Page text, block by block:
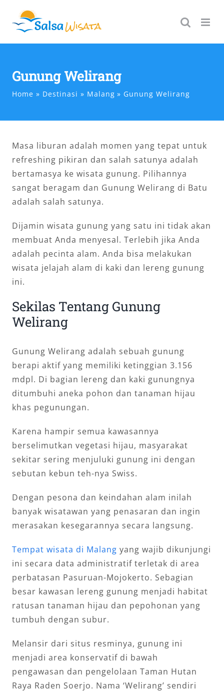
content
Gunung Welirang
Home Destinasi Malang Gunung Welirang
Masa liburan adalah momen yang tepat untuk
refreshing pikiran dan salah satunya adalah
bertamasya ke wisata gunung. Pilihannya
sangat beragam dan Gunung Welirang di Batu
adalah salah satunya.
Dijamin wisata gunung yang satu ini tidak akan
membuat Anda menyesal. Terlebih jika Anda
adalah pecinta alam. Anda bisa melakukan
wisata jelajah alam di kaki dan lereng gunung
ini.
Sekilas Tentang Gunung
Welirang
Gunung Welirang adalah sebuah gunung
berapi aktif yang memiliki ketinggian 3.156
mdpl. Di bagian lereng dan kaki gunungnya
ditumbuhi aneka pohon dan tanaman hijau
khas pegunungan.
Karena hampir semua kawasannya
berselimutkan vegetasi hijau, masyarakat
sekitar sering menjuluki gunung ini dengan
sebutan kebun teh-nya Swiss.
Dengan pesona dan keindahan alam inilah
banyak wisatawan yang penasaran dan ingin
merasakan kesegarannya secara langsung.
Tempat wisata di Malang yang wajib dikunjungi
ini secara data administratif terletak di area
perbatasan Pasuruan-Mojokerto. Sebagian
besar kawasan lereng gunung menjadi habitat
ratusan tanaman hijau dan pepohonan yang
tumbuh dengan subur.
Melansir dari situs resminya, gunung ini
menjadi area konservatif di bawah
pengawasan dan pengelolaan Taman Hutan
Raya Raden Soerjo. Nama ‘Welirang’ sendiri